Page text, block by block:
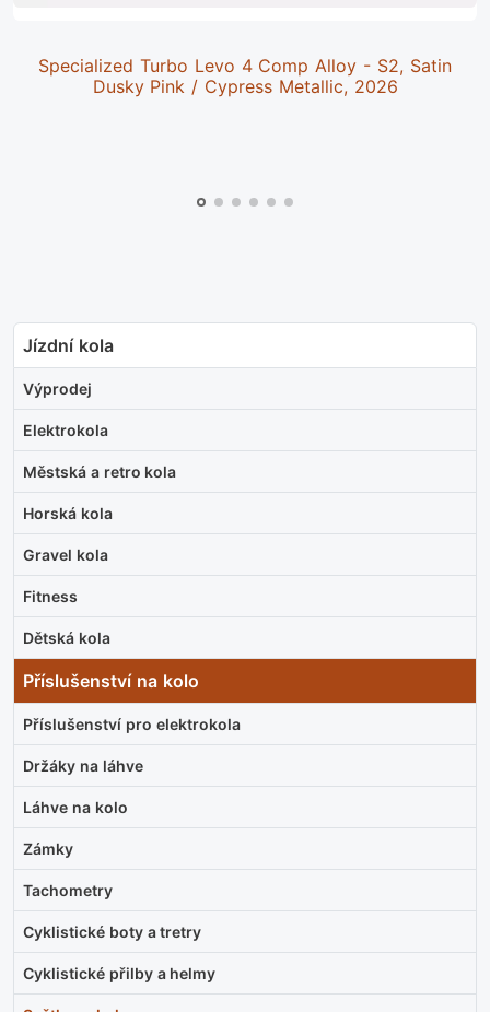
Jízdní kola
Výprodej
Elektrokola
Městská a retro kola
Horská kola
Gravel kola
Fitness
Dětská kola
Příslušenství na kolo
Příslušenství pro elektrokola
Držáky na láhve
Láhve na kolo
Zámky
Tachometry
Cyklistické boty a tretry
Cyklistické přilby a helmy
Specialized Turbo Levo 4 Comp Alloy - S2, Satin
Dusky Pink / Cypress Metallic, 2026